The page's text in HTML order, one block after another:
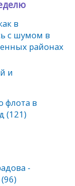
в
с шумом в
районах
и
флота в
(121)
-